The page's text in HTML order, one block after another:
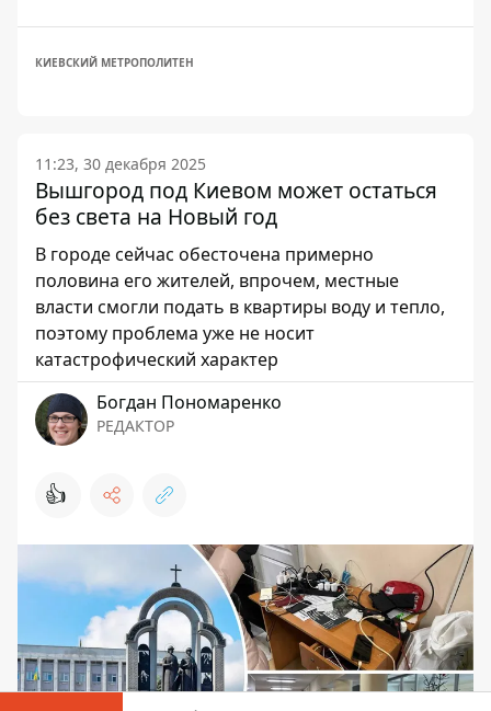
КИЕВСКИЙ МЕТРОПОЛИТЕН
11:23, 30 декабря 2025
Вышгород под Киевом может остаться
без света на Новый год
В городе сейчас обесточена примерно
половина его жителей, впрочем, местные
власти смогли подать в квартиры воду и тепло,
поэтому проблема уже не носит
катастрофический характер
Богдан Пономаренко
РЕДАКТОР
👍